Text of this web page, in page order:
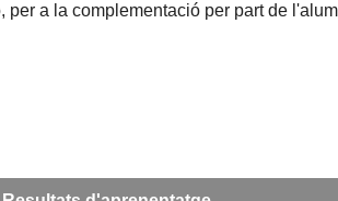
a la complementació per part de